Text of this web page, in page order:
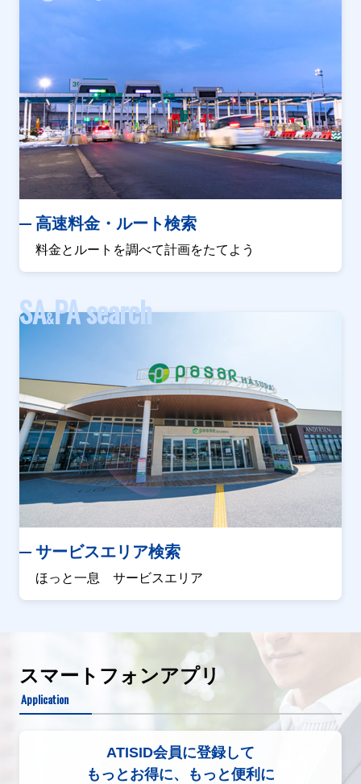
高速料金・ルート検索
料金とルートを調べて計画をたてよう
SA&PA search
サービスエリア検索
ほっと一息 サービスエリア
スマートフォンアプリ
Application
ATISID会員に登録して
もっとお得に、もっと便利に